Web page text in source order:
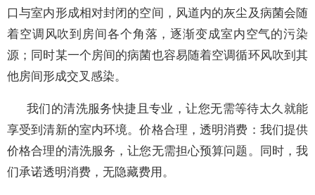
口与室内形成相对封闭的空间，风道内的灰尘及病菌会随
着空调风吹到房间各个角落，逐渐变成室内空气的污染
源；同时某一个房间的病菌也容易随着空调循环风吹到其
他房间形成交叉感染。
我们的清洗服务快捷且专业，让您无需等待太久就能
享受到清新的室内环境。价格合理，透明消费：我们提供
价格合理的清洗服务，让您无需担心预算问题。同时，我
们承诺透明消费，无隐藏费用。